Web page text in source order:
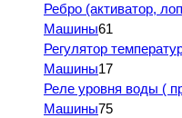
Ребро (активатор,
Машины61
Регулятор
Машины17
Реле уровня воды (
Машины75